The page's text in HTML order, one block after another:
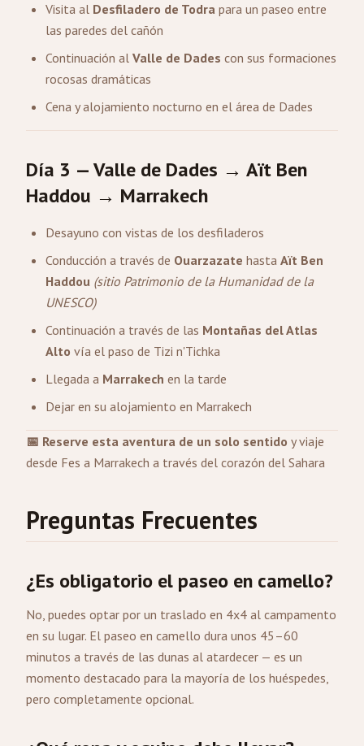
Visita al Desfiladero de Todra para un paseo entre
las paredes del cañón
Continuación al Valle de Dades con sus formaciones
rocosas dramáticas
Cena y alojamiento nocturno en el área de Dades
Día 3 — Valle de Dades → Aït Ben
Haddou → Marrakech
Desayuno con vistas de los desfiladeros
Conducción a través de Ouarzazate hasta Aït Ben
Haddou (sitio Patrimonio de la Humanidad de la
UNESCO)
Continuación a través de las Montañas del Atlas
Alto vía el paso de Tizi n'Tichka
Llegada a Marrakech en la tarde
Dejar en su alojamiento en Marrakech
📅 Reserve esta aventura de un solo sentido y viaje
desde Fes a Marrakech a través del corazón del Sahara
Preguntas Frecuentes
¿Es obligatorio el paseo en camello?
No, puedes optar por un traslado en 4x4 al campamento
en su lugar. El paseo en camello dura unos 45–60
minutos a través de las dunas al atardecer — es un
momento destacado para la mayoría de los huéspedes,
pero completamente opcional.